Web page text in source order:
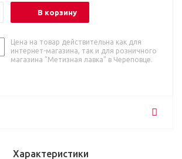
В корзину
Цена на товар действительна как для
интернет-магазина, так и для розничного
магазина "Метизная лавка" в Череповце.
Характеристики